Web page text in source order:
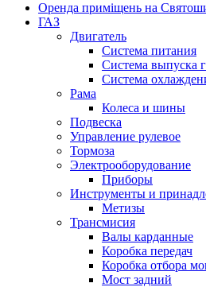
Оренда приміщень на
ГАЗ
Двигатель
Система питания
Система выпуска
Система
Рама
Колеса и шины
Подвеска
Управление рулевое
Тормоза
Электрооборудование
Приборы
Инструменты и
Метизы
Трансмисия
Валы карданные
Коробка передач
Коробка отбора
Мост задний